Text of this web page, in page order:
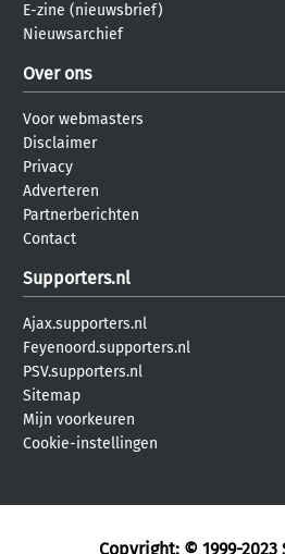
E-zine (nieuwsbrief)
Nieuwsarchief
Over ons
Voor webmasters
Disclaimer
Privacy
Adverteren
Partnerberichten
Contact
Supporters.nl
Ajax.supporters.nl
Feyenoord.supporters.nl
PSV.supporters.nl
Sitemap
Mijn voorkeuren
Cookie-instellingen
Copyright: © 1999-2023